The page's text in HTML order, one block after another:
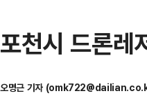
포천시 드론레
오명근 기자